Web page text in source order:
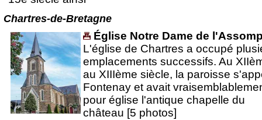
Chartres-de-Bretagne
Église Notre Dame de
L'église de Chartres a occupé
emplacements successifs. Au
au XIIIème siècle, la paroisse
Fontenay et avait
pour église l'antique chapelle du
château [5 photos]